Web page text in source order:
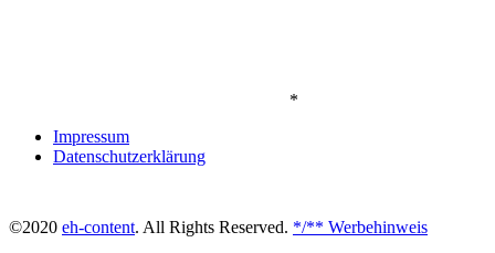
*
Impressum
Datenschutzerklärung
©2020 eh-content. All Rights Reserved. */** Werbehinweis